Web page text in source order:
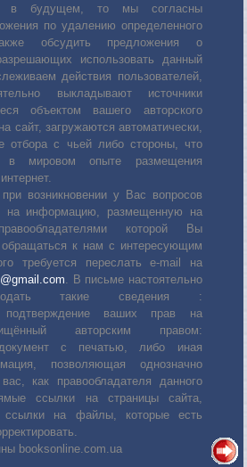
в будущем, то мы согласны
по удалению определенного
обсудить предложения о
использовать данный
действия пользователей,
выкладывают источники
объектом вашего авторского
сайт, загружаются автоматически,
отбора с чьей либо стороны, что
в мировом опыте размещения
возникновении у Вас вопросов
на информацию, размещенную на
которой Вы
обращаться к нам с интересующим
требуется переслать е-mail на
. В письме настоятельно
такие сведения :
подтверждение ваших прав на
авторским правом:
документ с печатью, либо иная
позволяющая однозначно
как правообладателя данного
ссылки на страницы сайта,
ссылки на файлы, которые есть
booksonline.com.ua